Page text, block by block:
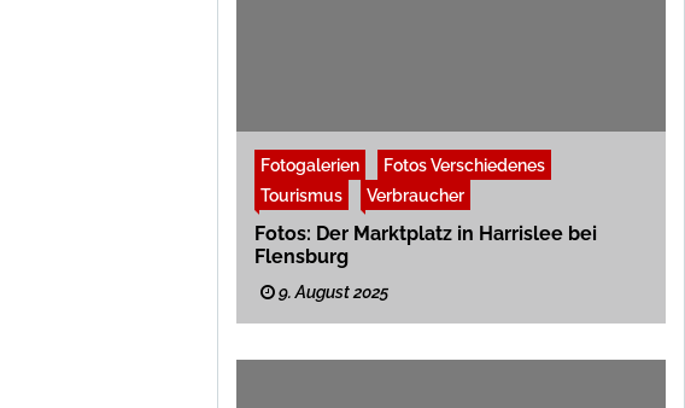
Fotogalerien
Fotos Verschiedenes
Tourismus
Verbraucher
Fotos: Der Marktplatz in Harrislee bei
Flensburg
9. August 2025